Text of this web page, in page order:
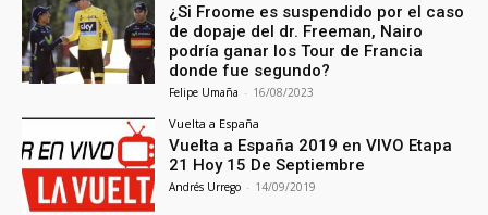
¿Si Froome es suspendido por el caso
de dopaje del dr. Freeman, Nairo
podría ganar los Tour de Francia
donde fue segundo?
Felipe Umaña - 16/08/2023
Vuelta a España
Vuelta a España 2019 en VIVO Etapa
21 Hoy 15 De Septiembre
Andrés Urrego - 14/09/2019